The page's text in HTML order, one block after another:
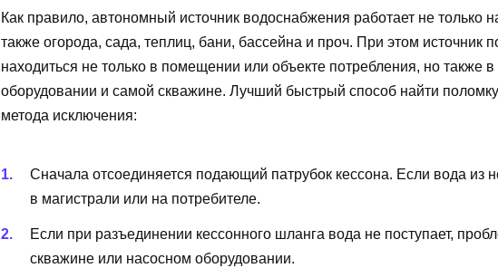
Как правило, автономный источник водоснабжения работает не только
также огорода, сада, теплиц, бани, бассейна и проч. При этом источник
находиться не только в помещении или объекте потребления, но также
оборудовании и самой скважине. Лучший быстрый способ найти
метода исключения:
Сначала отсоединяется подающий патрубок кессона. Если вода из
в магистрали или на потребителе.
Если при разъединении кессонного шланга вода не поступает,
скважине или насосном оборудовании.